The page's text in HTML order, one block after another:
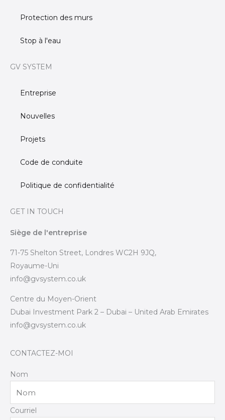
Protection des murs
Stop à l'eau
GV SYSTEM
Entreprise
Nouvelles
Projets
Code de conduite
Politique de confidentialité
GET IN TOUCH
Siège de l'entreprise
71-75 Shelton Street, Londres WC2H 9JQ,
Royaume-Uni
info@gvsystem.co.uk
Centre du Moyen-Orient
Dubai Investment Park 2 – Dubai – United Arab Emirates
info@gvsystem.co.uk
CONTACTEZ-MOI
Nom
Courriel